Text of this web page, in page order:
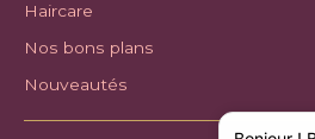
Haircare
Nos bons plans
Nouveautés